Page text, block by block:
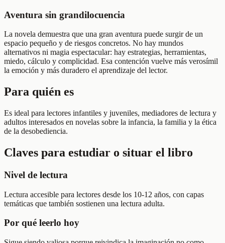
Aventura sin grandilocuencia
La novela demuestra que una gran aventura puede surgir de un
espacio pequeño y de riesgos concretos. No hay mundos
alternativos ni magia espectacular: hay estrategias, herramientas,
miedo, cálculo y complicidad. Esa contención vuelve más verosímil
la emoción y más duradero el aprendizaje del lector.
Para quién es
Es ideal para lectores infantiles y juveniles, mediadores de lectura y
adultos interesados en novelas sobre la infancia, la familia y la ética
de la desobediencia.
Claves para estudiar o situar el libro
Nivel de lectura
Lectura accesible para lectores desde los 10-12 años, con capas
temáticas que también sostienen una lectura adulta.
Por qué leerlo hoy